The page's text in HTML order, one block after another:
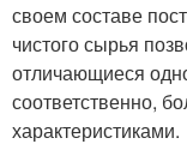
своем составе
чистого сырья
отличающиеся
соответственно,
характеристиками.